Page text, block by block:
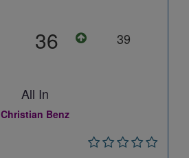
36 39
All In
Christian Benz